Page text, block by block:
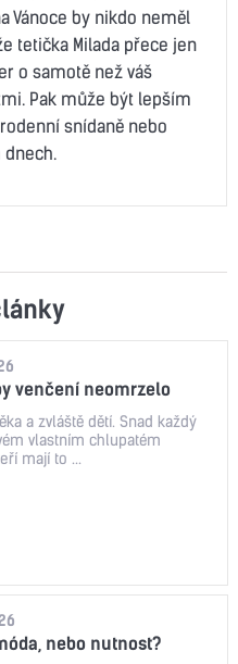
Vánoce by nikdo neměl
tetička Milada přece jen
o samotě než váš
Pak může být lepším
snídaně nebo
dnech.
venčení neomrzelo
a zvláště dětí. Snad každý
vlastním chlupatém
mají to ...
nebo nutnost?